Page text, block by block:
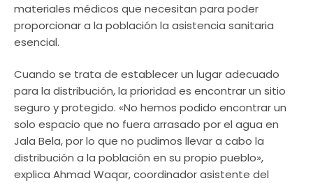
materiales médicos que necesitan para poder
proporcionar a la población la asistencia sanitaria
esencial.
Cuando se trata de establecer un lugar adecuado
para la distribución, la prioridad es encontrar un sitio
seguro y protegido. «No hemos podido encontrar un
solo espacio que no fuera arrasado por el agua en
Jala Bela, por lo que no pudimos llevar a cabo la
distribución a la población en su propio pueblo»,
explica Ahmad Waqar, coordinador asistente del